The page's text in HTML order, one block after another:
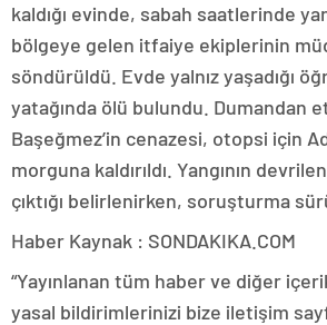
kaldığı evinde, sabah saatlerinde
bölgeye gelen itfaiye ekiplerinin
söndürüldü. Evde yalnız yaşadığı
yatağında ölü bulundu. Dumandan
Başeğmez’in cenazesi, otopsi için
morguna kaldırıldı. Yangının
çıktığı belirlenirken, soruşturma
Haber Kaynak : SONDAKIKA.COM
“Yayınlanan tüm haber ve diğer
yasal bildirimlerinizi bize iletişim